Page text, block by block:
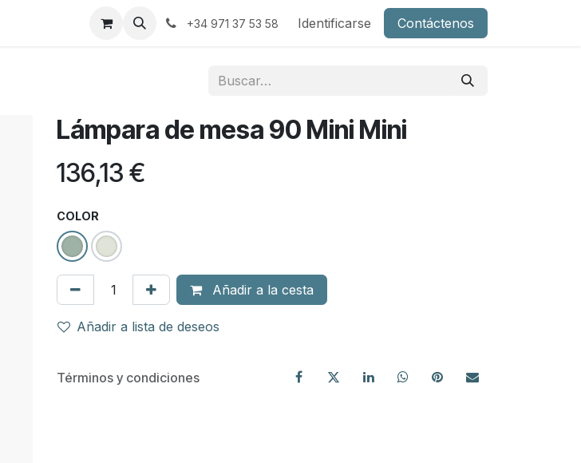
+34 971 37 53 58 Identificarse Contáctenos
Lámpara de mesa 90 Mini Mini
136,13 €
COLOR
Añadir a la cesta
Añadir a lista de deseos
Términos y condiciones